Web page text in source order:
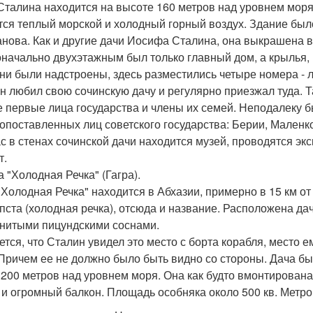
находится на высоте 160 метров над уровнем
теплый морской и холодный горный воздух. Здание
Как и другие дачи Иосифа Сталина, она выкрашена в
двухэтажным был только главный дом, а
были надстроены, здесь разместились четыре номера -
любил свою сочинскую дачу и регулярно приезжал туда.
первые лица государства и члены их семей. Неподалеку
лиц советского государства: Берии,
в стенах сочинской дачи находится музей, проводятся
"Холодная Речка" (Гагра).
Речка" находится в Абхазии, примерно в 15 км
(холодная речка), отсюда и название. Расположена
пицундскими соснами.
что Сталин увидел это место с борта корабля, место
ее не должно было быть видно со стороны. Дача
метров над уровнем моря. Она как будто
огромный балкон. Площадь особняка около 500 кв.